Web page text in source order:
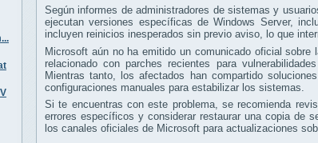
Según informes de administradores de sistemas y
ejecutan versiones específicas de Windows Server,
incluyen reinicios inesperados sin previo aviso, lo que
Microsoft aún no ha emitido un comunicado oficial
relacionado con parches recientes para
Mientras tanto, los afectados han compartido
configuraciones manuales para estabilizar los sistemas.
Si te encuentras con este problema, se recomienda
errores específicos y considerar restaurar una copia de
los canales oficiales de Microsoft para actualizaciones